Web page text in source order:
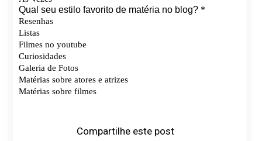
Compartilhe este post